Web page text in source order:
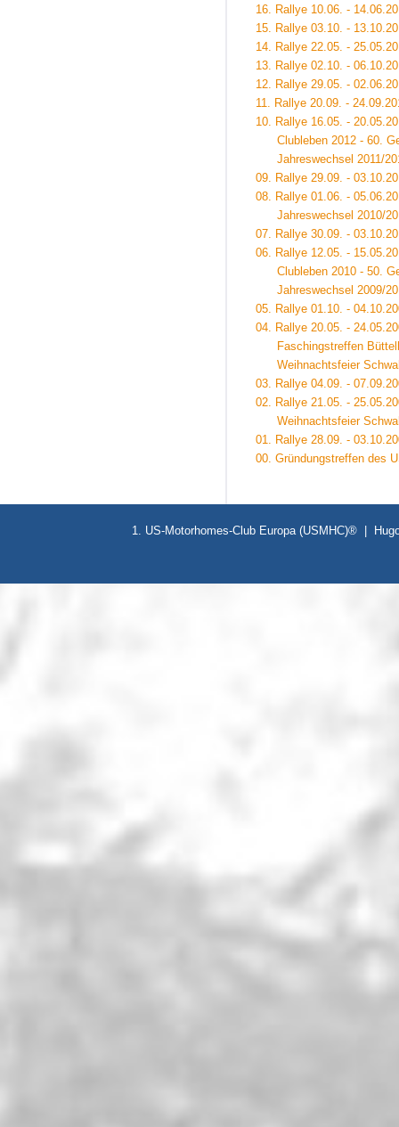
16. Rallye 10.06. -
15. Rallye 03.10. -
14. Rallye 22.05. -
13. Rallye 02.10. -
12. Rallye 29.05. -
11. Rallye 20.09. -
10. Rallye 16.05. -
Clubleben 2012 - 60.
Jahreswechsel 2011/
09. Rallye 29.09. -
08. Rallye 01.06. -
Jahreswechsel 2010/
07. Rallye 30.09. -
06. Rallye 12.05. -
Clubleben 2010 - 50.
Jahreswechsel 2009/
05. Rallye 01.10. -
04. Rallye 20.05. -
Faschingstreffen
Weihnachtsfeier
03. Rallye 04.09. -
02. Rallye 21.05. -
Weihnachtsfeier
01. Rallye 28.09. -
00. Gründungstreffen des
1. US-Motorhomes-Club Europa (USMHC)® |